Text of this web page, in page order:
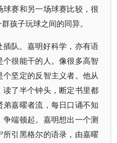
赛和另一场球赛比较，很
孩子玩球之间的同异。
队。嘉明好科学，亦有语
很能干的人。像很多高智
坚定的反智主义者。他从
了半个钟头，断定书里都
嘉曜者流，每日口诵不知
端顿起。嘉明想出一个测
引黑格尔的语录，由嘉曜